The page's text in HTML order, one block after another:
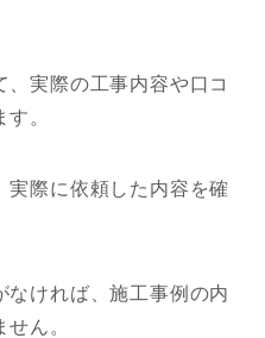
実際の工事内容や口コ
。
実際に依頼した内容を確
なければ、施工事例の内
ん。